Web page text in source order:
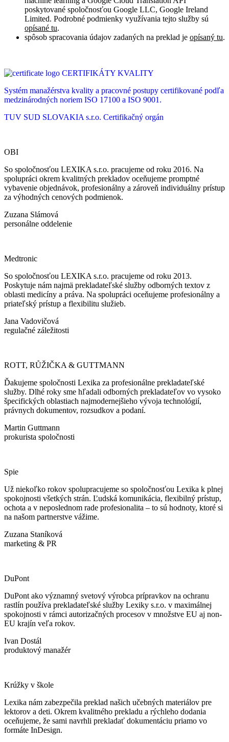
poskytované spoločnosťou Google LLC, Google Ireland
Limited. Podrobné podmienky využívania tejto služby sú
opísané tu.
spôsob spracovania údajov zadaných na preklad je opísaný tu.
CERTIFIKÁTY KVALITY
Systém manažérstva kvality a pracovné postupy certifikované podľa
medzinárodných noriem ISO 17100 a ISO 9001.
TUV SUD SLOVAKIA s.r.o. Certifikačný orgán
OBI
So spoločnosťou LEXIKA s.r.o. pracujeme od roku 2016. Na
spolupráci okrem kvalitných prekladov oceňujeme promptné
vybavenie objednávok, profesionálny a zároveň individuálny prístup
za výhodných cenových podmienok.
Zuzana Slámová
personálne oddelenie
Medtronic
So spoločnosťou LEXIKA s.r.o. pracujeme od roku 2013.
Poskytuje nám najmä prekladateľské služby odborných textov z
oblasti medicíny a práva. Na spolupráci oceňujeme profesionálny a
priateľský prístup a flexibilitu služieb.
Jana Vadovičová
regulačné záležitosti
ROTT, RŮŽIČKA & GUTTMANN
Ďakujeme spoločnosti Lexika za profesionálne prekladateľské
služby. Dlhé roky sme hľadali odborných prekladateľov vo vysoko
špecifických oblastiach najmodernejšieho vývoja technológií,
právnych dokumentov, rozsudkov a podaní.
Martin Guttmann
prokurista spoločnosti
Spie
Už niekoľko rokov spolupracujeme so spoločnosťou Lexika k plnej
spokojnosti všetkých strán. Ľudská komunikácia, flexibilný prístup,
ochota a v neposlednom rade profesionalita – to sú hodnoty, ktoré si
na našom partnerstve vážime.
Zuzana Staníková
marketing & PR
DuPont
DuPont ako významný svetový výrobca prípravkov na ochranu
rastlín používa prekladateľské služby Lexiky s.r.o. v maximálnej
spokojnosti v rámci autorizačných procesov v množstve EU aj non-
EU krajín veľa rokov.
Ivan Dostál
produktový manažér
Krúžky v škole
Lexika nám zabezpečila preklad našich učebných materiálov pre
lektorov a deti. Okrem kvalitného prekladu a rýchleho dodania
oceňujeme, že sami navrhli prekladať dokumentáciu priamo vo
formáte InDesign.